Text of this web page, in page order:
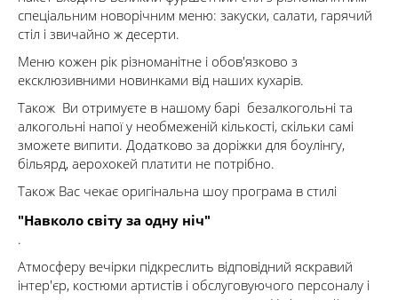
спеціальним новорічним меню: закуски, салати, гарячий
стіл і звичайно ж десерти.
Меню кожен рік різноманітне і обов'язково з
ексклюзивними новинками від наших кухарів.
Також Ви отримуєте в нашому барі безалкогольні та
алкогольні напої у необмеженій кількості, скільки самі
зможете випити. Додатково за доріжки для боулінгу,
більярд, аерохокей платити не потрібно.
Також Вас чекає оригінальна шоу програма в стилі
"Навколо світу за одну ніч"
.
Атмосферу вечірки підкреслить відповідний яскравий
інтер'єр, костюми артистів і обслуговуючого персоналу і